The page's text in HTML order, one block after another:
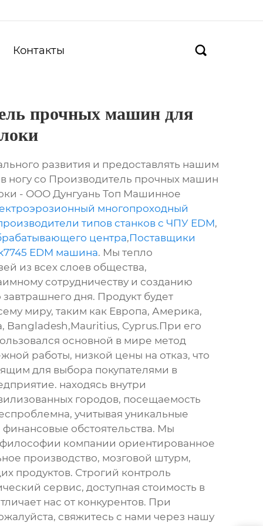
Контакты 
прочных машин для
развития и предоставлять нашим
ногу со Производитель прочных машин
- ООО Дунгуань Топ Машинное
многопроходный
типов станков с ЧПУ EDM,
центра,Поставщики
EDM машина. Мы тепло
из всех слоев общества,
сотрудничеству и созданию
дня. Продукт будет
миру, таким как Европа, Америка,
Bangladesh,Mauritius, Cyprus.При его
основной в мире метод
работы, низкой цены на отказ, что
для выбора покупателями в
находясь внутри
городов, посещаемость
учитывая уникальные
обстоятельства. Мы
компании ориентированное
производство, мозговой штурм,
продуктов. Строгий контроль
сервис, доступная стоимость в
нас от конкурентов. При
свяжитесь с нами через нашу